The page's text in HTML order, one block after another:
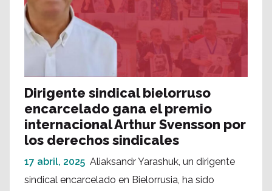
Dirigente sindical bielorruso
encarcelado gana el premio
internacional Arthur Svensson por
los derechos sindicales
17 abril, 2025 Aliaksandr Yarashuk, un dirigente
sindical encarcelado en Bielorrusia, ha sido